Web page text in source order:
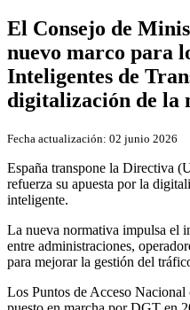
El Consejo de
nuevo marco para
Inteligentes de
digitalización de la
Fecha actualización: 02 junio 2026
España transpone la Directiva
refuerza su apuesta por la
inteligente.
La nueva normativa impulsa el
entre administraciones,
para mejorar la gestión del
Los Puntos de Acceso